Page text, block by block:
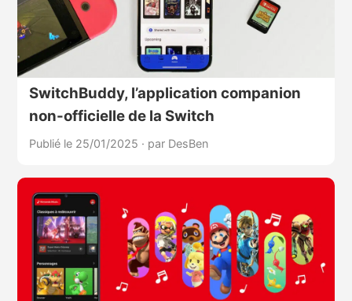
SwitchBuddy, l’application companion
non-officielle de la Switch
Publié le 25/01/2025 · par DesBen